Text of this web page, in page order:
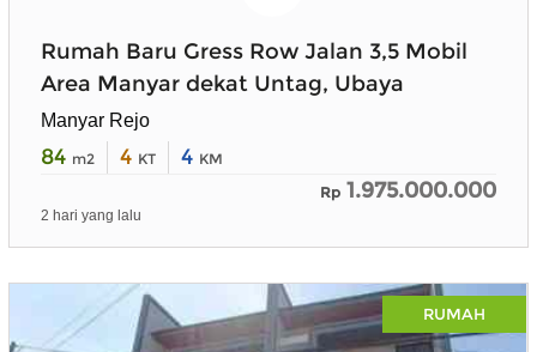
Rumah Baru Gress Row Jalan 3,5 Mobil
Area Manyar dekat Untag, Ubaya
Manyar Rejo
84 m2 4 KT 4 KM
Rp 1.975.000.000
2 hari yang lalu
RUMAH